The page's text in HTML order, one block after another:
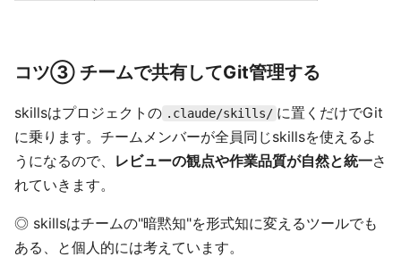
コツ③ チームで共有してGit管理する
skillsはプロジェクトの .claude/skills/ に置くだけでGit
に乗ります。チームメンバーが全員同じskillsを使えるよ
うになるので、 レビューの観点や作業品質が自然と統一さ
れていきます。
◎ skillsはチームの"暗黙知"を形式知に変えるツールでも
ある、と個人的には考えています。